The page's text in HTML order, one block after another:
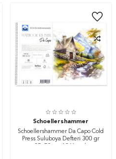
Schoellershammer
Schoellershammer Da Capo Cold
Press Suluboya Defteri 300 gr